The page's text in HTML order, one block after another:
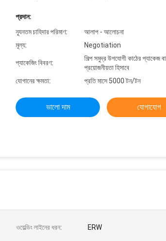
প্রদান:
ন্যূনতম চাহিদার পরিমাণ:
আলাপ - আলোচনা
মূল্য:
Negotiation
প্যাকেজিং বিবরণ:
শিল্প সমুদ্র উপযোগী কাঠের প্যাকেজ
প্রয়োজনীয়তা হিসাবে
যোগানের ক্ষমতা:
প্রতি মাসে 5000 টন/টন
ভালো দাম যোগাযোগ
ওয়েল্ডিং লাইনের ধরন: ERW